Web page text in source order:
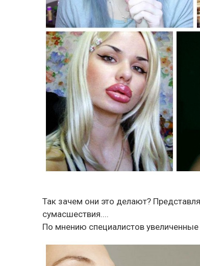
Так зачем они это делают?
сумасшествия....
По мнению специалистов увеличенные